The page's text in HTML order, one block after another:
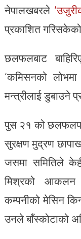
नेपालखबरले
प्रकाशित
छलफलबाट
‘कमिसनको
मन्त्रीलाई डुबाउने
पुस २१ को
सुरक्षण मुद्रण
जसमा समितिले
मिश्रको आकलन
कम्पनीको मेसिन
उनले बाँस्कोटाको